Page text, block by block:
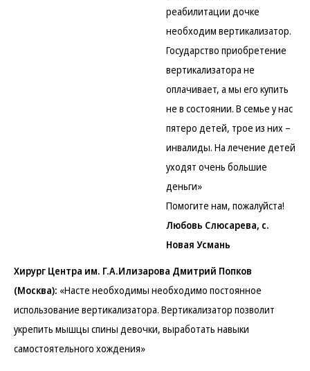
реабилитации дочке
необходим вертикализатор.
Государство приобретение
вертикализатора не
оплачивает, а мы его купить
не в состоянии. В семье у нас
пятеро детей, трое из них –
инвалиды. На лечение детей
уходят очень большие
деньги»
Помогите нам, пожалуйста!
Любовь Слюсарева, с.
Новая Усмань
Хирург Центра им. Г.А.Илизарова Дмитрий Попков
(Москва): «Насте необходимы необходимо постоянное
использование вертикализатора. Вертикализатор позволит
укрепить мышцы спины девочки, выработать навыки
самостоятельного хождения»